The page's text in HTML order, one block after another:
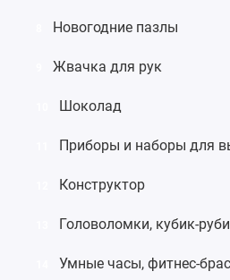
Новогодние пазлы
Жвачка для рук
Шоколад
Приборы и наборы для
Конструктор
Головоломки, кубик-
Умные часы,фитнес-